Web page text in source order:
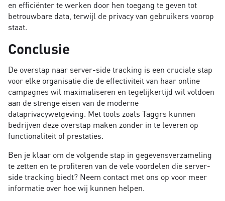
en efficiënter te werken door hen toegang te geven tot
betrouwbare data, terwijl de privacy van gebruikers voorop
staat.
Conclusie
De overstap naar server-side tracking is een cruciale stap
voor elke organisatie die de effectiviteit van haar online
campagnes wil maximaliseren en tegelijkertijd wil voldoen
aan de strenge eisen van de moderne
dataprivacywetgeving. Met tools zoals Taggrs kunnen
bedrijven deze overstap maken zonder in te leveren op
functionaliteit of prestaties.
Ben je klaar om de volgende stap in gegevensverzameling
te zetten en te profiteren van de vele voordelen die server-
side tracking biedt? Neem contact met ons op voor meer
informatie over hoe wij kunnen helpen.